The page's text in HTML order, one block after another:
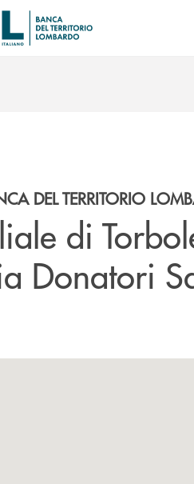
DEL TERRITORIO
di
Donatori